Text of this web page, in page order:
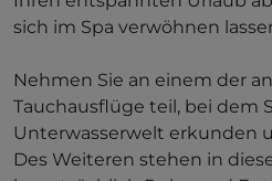
sich im Spa verwöhnen
Nehmen Sie an einem der
Tauchausflüge teil, bei dem
Unterwasserwelt erkunden
Des Weiteren stehen in